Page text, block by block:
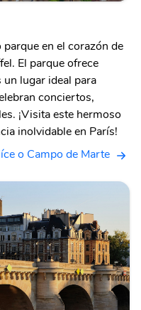
en el corazón de
El parque ofrece
un lugar ideal para
conciertos,
¡Visita este hermoso
inolvidable en París!
o Campo de Marte